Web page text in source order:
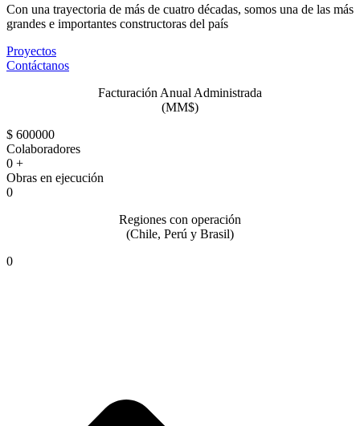
Con una trayectoria de más de cuatro décadas, somos una de las más
grandes e importantes constructoras del país
Proyectos
Contáctanos
Facturación Anual Administrada
(MM$)
$ 600000
Colaboradores
0 +
Obras en ejecución
0
Regiones con operación
(Chile, Perú y Brasil)
0